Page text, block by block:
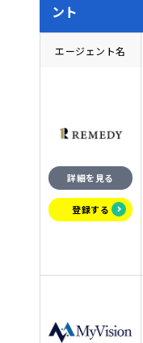
ント
エージェント名
詳細を見る
登録する